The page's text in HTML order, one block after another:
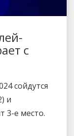
с
сойдутся
и
3-е место.